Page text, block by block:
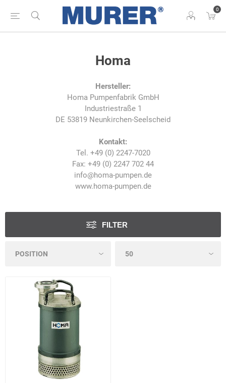
0
Homa
Hersteller:
Homa Pumpenfabrik GmbH
Industriestraße 1
DE 53819 Neunkirchen-Seelscheid
Kontakt:
Tel. +49 (0) 2247-7020
Fax: +49 (0) 2247 702 44
info@homa-pumpen.de
www.homa-pumpen.de
FILTER